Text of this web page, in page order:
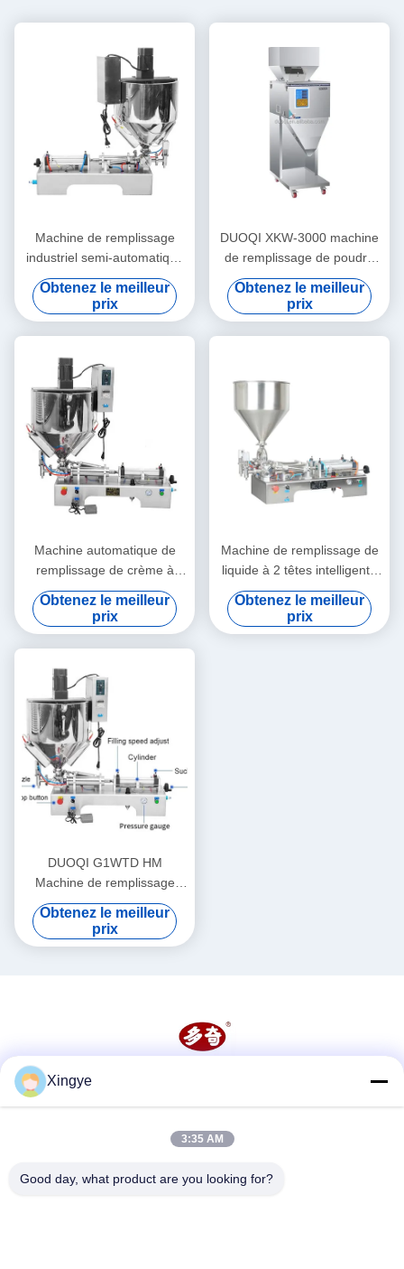
Machine de remplissage
industriel semi-automatique
de 0,4 Mpa à rouge à lèvres
à chauffage à remuer
Obtenez le meilleur
prix
DUOQI XKW-3000 machine
de remplissage de poudre
de granules automatique
pour les grains de café
Obtenez le meilleur
prix
Machine automatique de
remplissage de crème à
haut rendement
fonctionnement stable
résistant à la rouille
Obtenez le meilleur
prix
Machine de remplissage de
liquide à 2 têtes intelligente
haute précision pour le miel
et le jus
Obtenez le meilleur
prix
DUOQI G1WTD HM
Machine de remplissage
industriel pour pâte épaisse
avec trémie de chauffage
Obtenez le meilleur
prix
Xingye
3:35 AM
Good day, what product are you looking for?